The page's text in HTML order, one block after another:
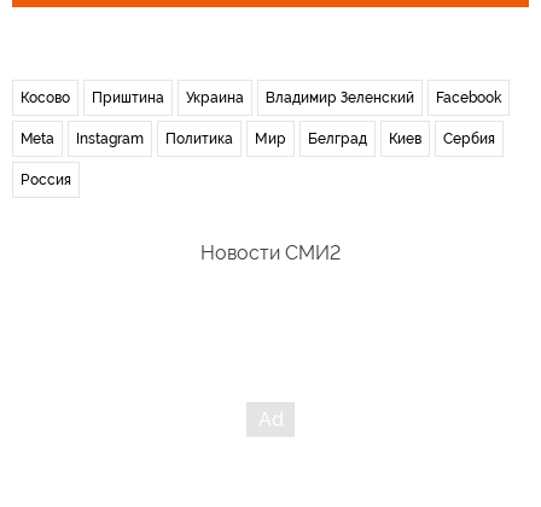
Косово Приштина Украина Владимир Зеленский Facebook
Meta Instagram Политика Мир Белград Киев Сербия
Россия
Новости СМИ2